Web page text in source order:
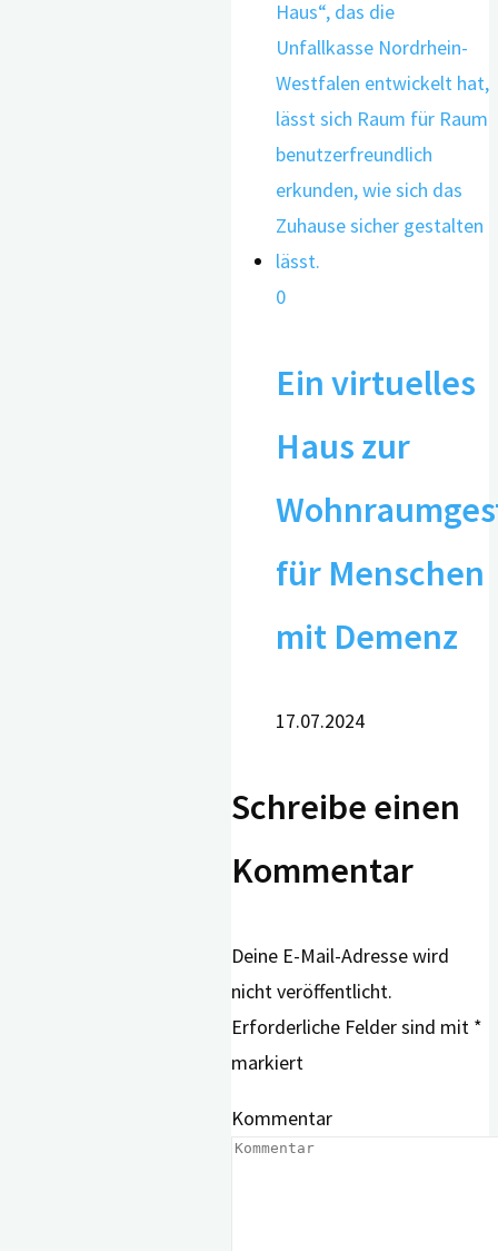
0
Ein virtuelles
Haus zur
für Menschen
mit Demenz
17.07.2024
Schreibe einen
Kommentar
Deine E-Mail-Adresse wird
nicht veröffentlicht.
Erforderliche Felder sind mit *
markiert
Kommentar